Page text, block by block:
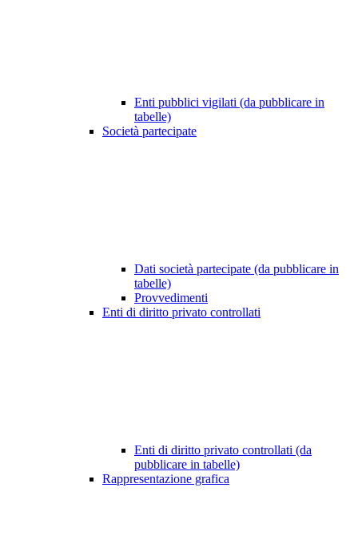
Enti pubblici vigilati (da pubblicare in
tabelle)
Società partecipate
Dati società partecipate (da pubblicare in
tabelle)
Provvedimenti
Enti di diritto privato controllati
Enti di diritto privato controllati (da
pubblicare in tabelle)
Rappresentazione grafica